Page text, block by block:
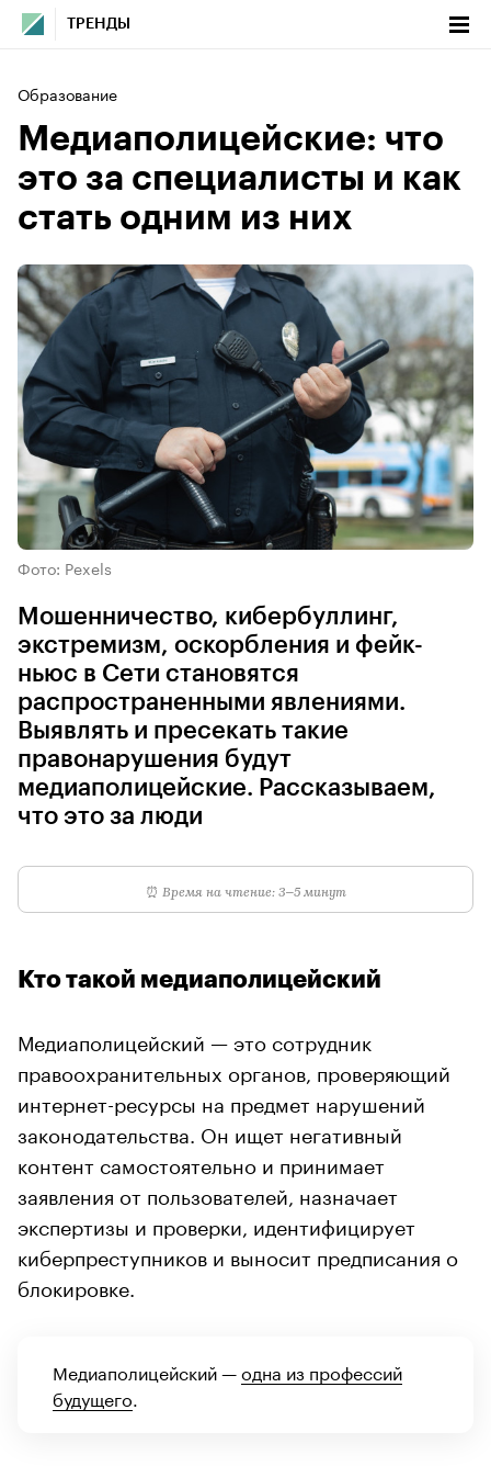
ТРЕНДЫ
Образование
Медиаполицейские: что
это за специалисты и как
стать одним из них
Фото: Pexels
Мошенничество, кибербуллинг,
экстремизм, оскорбления и фейк-
ньюс в Сети становятся
распространенными явлениями.
Выявлять и пресекать такие
правонарушения будут
медиаполицейские. Рассказываем,
что это за люди
⏰ Время на чтение: 3–5 минут
Кто такой медиаполицейский
Медиаполицейский — это сотрудник
правоохранительных органов, проверяющий
интернет-ресурсы на предмет нарушений
законодательства. Он ищет негативный
контент самостоятельно и принимает
заявления от пользователей, назначает
экспертизы и проверки, идентифицирует
киберпреступников и выносит предписания о
блокировке.
Медиаполицейский —одна из профессий
будущего